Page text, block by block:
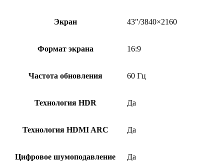
Экран 43"/3840×2160
Формат экрана 16:9
Частота обновления 60 Гц
Технология HDR Да
Технология HDMI ARC Да
Цифровое шумоподавление Да